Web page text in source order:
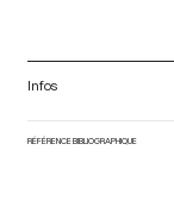
Infos
RÉFÉRENCE BIBLIOGRAPHIQUE